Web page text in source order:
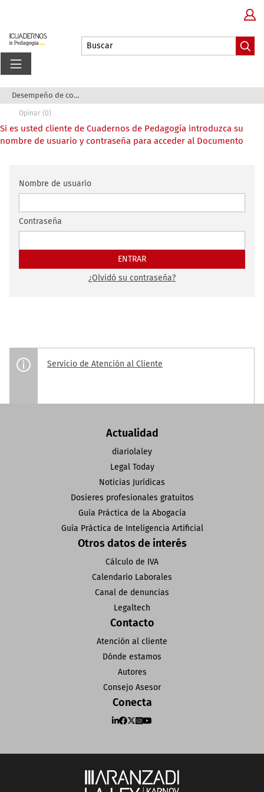
Desempeño de competencias, coenseñanza y anális...
Opinar (0)
Si es usted cliente de Cuadernos de Pedagogía introduzca su
nombre de usuario y contraseña para acceder al Documento
Nombre de usuario
Contraseña
¿Olvidó su contraseña?
Servicio de Atención al Cliente
Actualidad
diariolaley
Legal Today
Noticias Jurídicas
Dosieres profesionales gratuitos
Guía Práctica de la Abogacía
Guía Práctica de Inteligencia Artificial
Otros datos de interés
Cálculo de IVA
Calendario Laborales
Canal de denuncias
Legaltech
Contacto
Atención al cliente
Dónde estamos
Autores
Consejo Asesor
Conecta